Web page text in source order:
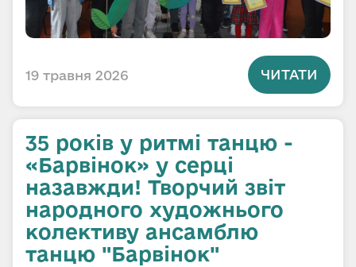
19 травня 2026 ЧИТАТИ
35 років у ритмі танцю -
«Барвінок» у серці
назавжди! Творчий звіт
народного художнього
колективу ансамблю
танцю "Барвінок"